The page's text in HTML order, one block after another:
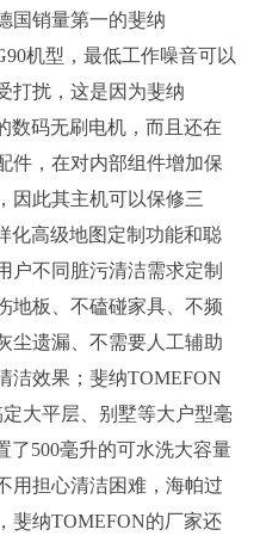
国销量第一的斐纳
机型，最低工作噪音可以
打扰，这是因为斐纳
数码无刷电机，而且还在
件，在对内部组件增加保
因此其主机可以保修三
化高级地图定制功能和聪
户不同脏污清洁需求定制
地板、不磕碰家具、不频
尘遗漏、不需要人工辅助
洁效果；斐纳TOMEFON
大平层、别墅等大户型毫
了500毫升的可水洗大容量
用担心清洁困难，海帕过
斐纳TOMEFON的厂家还